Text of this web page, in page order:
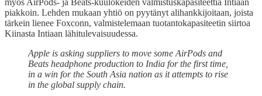
piakkoin. Lehden mukaan yhtiö on pyytänyt alihankkijoitaan, joista
tärkein lienee Foxconn, valmistelemaan tuotantokapasiteetin siirtoa
Kiinasta Intiaan lähitulevaisuudessa.
Apple is asking suppliers to move some AirPods and
Beats headphone production to India for the first time,
in a win for the South Asia nation as it attempts to rise
in the global supply chain.